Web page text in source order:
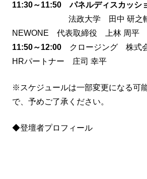
11:30～11:50
パネルディスカッシ
法政大学 田中 研之
NEWONE 代表取締役 上林 周平
11:50～12:00 クロージング 株式
HRパートナー 庄司 幸平
※スケジュールは一部変更になる可
で、予めご了承ください。
◆登壇者プロフィール